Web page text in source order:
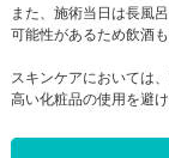
また、施術当日は長風
可能性があるため飲酒
スキンケアにおいては
高い化粧品の使用を避